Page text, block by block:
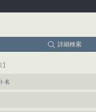
詳細検索
名